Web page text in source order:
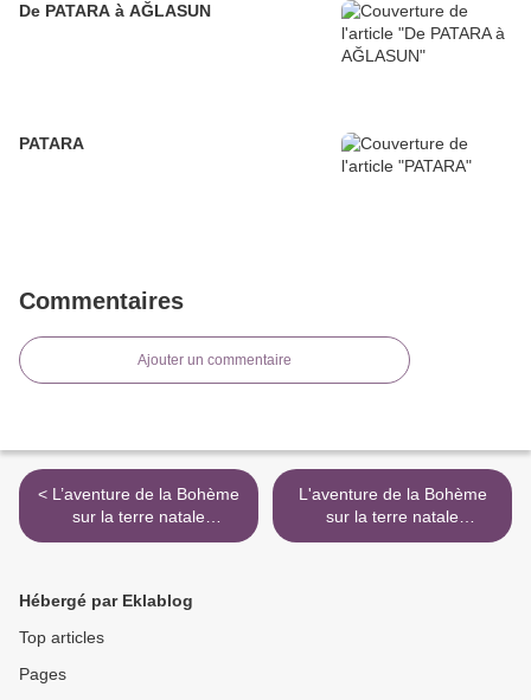
De PATARA à AĞLASUN
PATARA
Commentaires
Ajouter un commentaire
< L’aventure de la Bohème
sur la terre natale
d’Alexandre le Grand. Le
L'aventure de la Bohème
sur la terre natale
d'Alexandre le Grand. Le
Hébergé par Eklablog
Top articles
Pages